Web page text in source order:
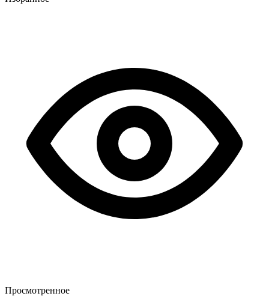
Просмотренное